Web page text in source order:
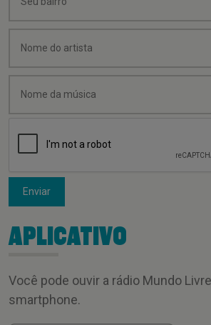
Enviar
APLICATIVO
Você pode ouvir a rádio Mundo
smartphone.